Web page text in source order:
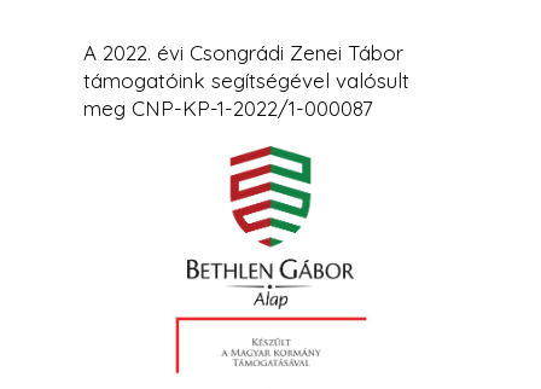
A 2022. évi Csongrádi Zenei Tábor
támogatóink segítségével valósult
meg CNP-KP-1-2022/1-000087